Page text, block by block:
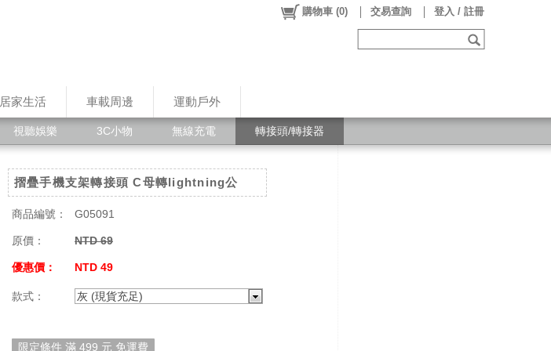
居家生活 車載周邊 運動戶外
購物車 (0) 交易查詢 登入 / 註冊
視聽娛樂 3C小物 無線充電 轉接頭/轉接器
摺疊手機支架轉接頭 C母轉lightning公
商品編號： G05091
原價： NTD 69
優惠價： NTD 49
款式： 灰 (現貨充足)
限定條件 滿 499 元 免運費